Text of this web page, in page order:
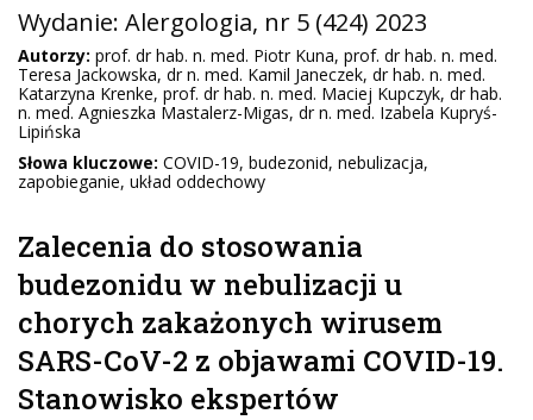
Wydanie: Alergologia, nr 5 (424) 2023
Autorzy: prof. dr hab. n. med. Piotr Kuna, prof. dr hab. n. med.
Teresa Jackowska, dr n. med. Kamil Janeczek, dr hab. n. med.
Katarzyna Krenke, prof. dr hab. n. med. Maciej Kupczyk, dr hab.
n. med. Agnieszka Mastalerz-Migas, dr n. med. Izabela Kupryś-
Lipińska
Słowa kluczowe: COVID-19, budezonid, nebulizacja,
zapobieganie, układ oddechowy
Zalecenia do stosowania
budezonidu w nebulizacji u
chorych zakażonych wirusem
SARS-CoV-2 z objawami COVID-19.
Stanowisko ekspertów